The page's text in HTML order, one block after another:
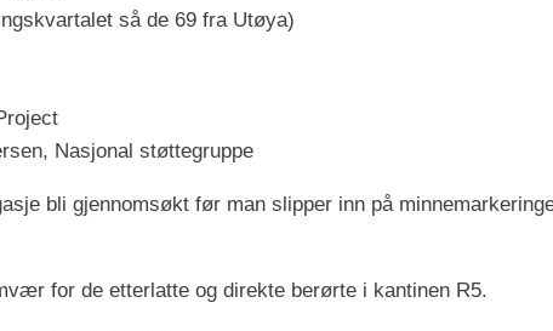
så de 69 fra Utøya)
Nasjonal støttegruppe
bli gjennomsøkt før man slipper inn på
for de etterlatte og direkte berørte i kantinen R5.